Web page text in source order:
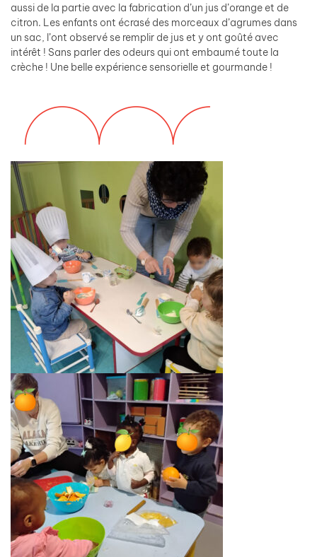
aussi de la partie avec la fabrication d’un jus d’orange et de
citron. Les enfants ont écrasé des morceaux d’agrumes dans
un sac, l’ont observé se remplir de jus et y ont goûté avec
intérêt ! Sans parler des odeurs qui ont embaumé toute la
crèche ! Une belle expérience sensorielle et gourmande !